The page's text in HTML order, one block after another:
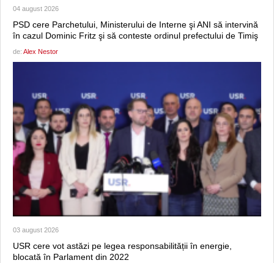
04 august 2026
PSD cere Parchetului, Ministerului de Interne şi ANI să intervină
în cazul Dominic Fritz şi să conteste ordinul prefectului de Timiş
de: Alex Nestor
03 august 2026
USR cere vot astăzi pe legea responsabilității în energie,
blocată în Parlament din 2022